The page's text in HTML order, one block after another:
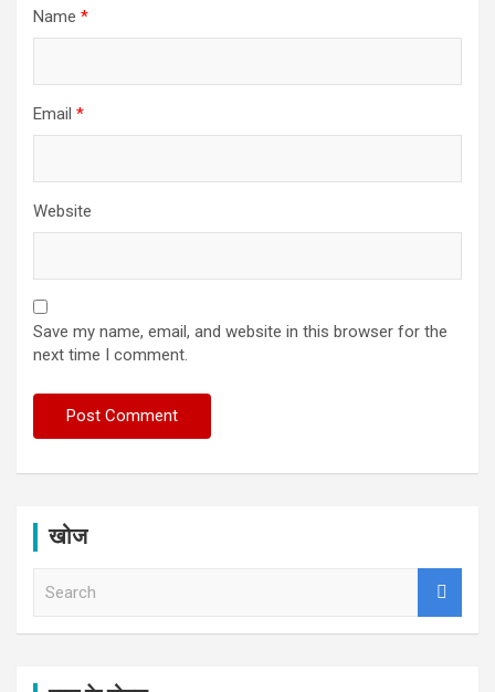
Name *
Email *
Website
Save my name, email, and website in this browser for the
next time I comment.
खोज